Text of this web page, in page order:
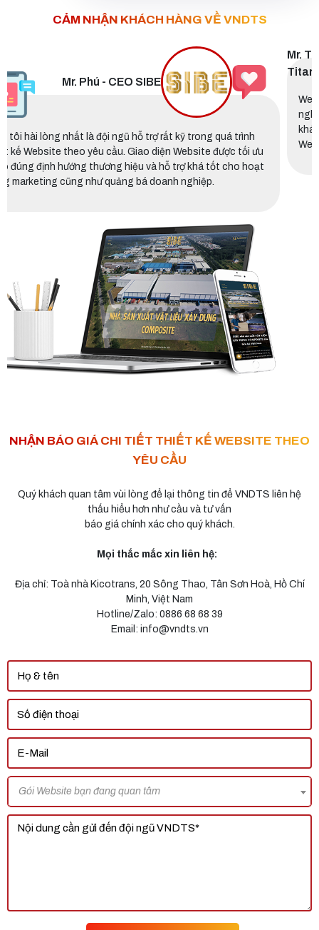
CẢM NHẬN KHÁCH HÀNG VỀ VNDTS
tối ưu
hoạt
Mr. Thắng - CEO
Website được thiết kế theo hướng chuẩn SEO và tối ưu
nghiệm người dùng nên việc triển khai quảng cáo và
khách hàng tiềm năng thuận lợi hơn trước. Hệ thống
Website cũng dễ sử dụng và cập nhật nội dung.
NHẬN BÁO GIÁ CHI TIẾT THIẾT KẾ WEBSITE THEO
YÊU CẦU
Quý khách quan tâm vùi lòng để lại thông tin để VNDTS liên hệ
thấu hiểu hơn như cầu và tư vấn
báo giá chính xác cho quý khách.
Mọi thắc mắc xin liên hệ:
Địa chỉ: Toà nhà Kicotrans, 20 Sông Thao, Tân Sơn Hoà, Hồ Chí
Minh, Việt Nam
Hotline/Zalo: 0886 68 68 39
Email: info@vndts.vn
Gói Website bạn đang quan tâm